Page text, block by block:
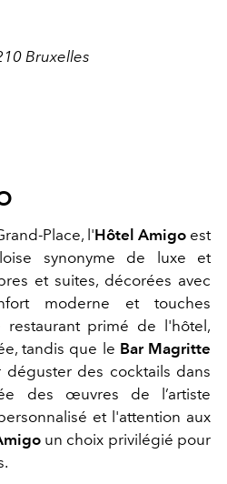
Bruxelles
Place, l'Hôtel Amigo est
synonyme de luxe et
et suites, décorées avec
moderne et touches
restaurant primé de l'hôtel,
tandis que le Bar Magritte
des cocktails dans
des œuvres de l’artiste
et l'attention aux
un choix privilégié pour